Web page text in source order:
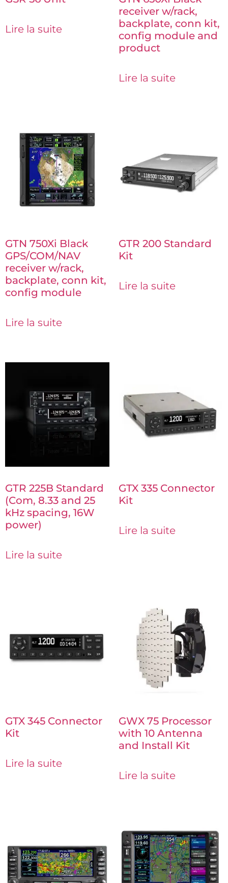
Lire la suite
receiver w/rack,
backplate, conn kit,
config module and
product
Lire la suite
GTN 750Xi Black
GPS/COM/NAV
receiver w/rack,
backplate, conn kit,
config module
Lire la suite
GTR 200 Standard
Kit
Lire la suite
GTR 225B Standard
(Com, 8.33 and 25
kHz spacing, 16W
power)
Lire la suite
GTX 335 Connector
Kit
Lire la suite
GTX 345 Connector
Kit
Lire la suite
GWX 75 Processor
with 10 Antenna
and Install Kit
Lire la suite